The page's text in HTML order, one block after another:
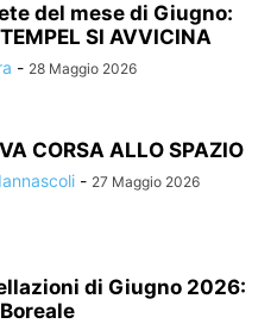
del mese di Giugno:
SI AVVICINA
- 28 Maggio 2026
CORSA ALLO SPAZIO
- 27 Maggio 2026
di Giugno 2026: